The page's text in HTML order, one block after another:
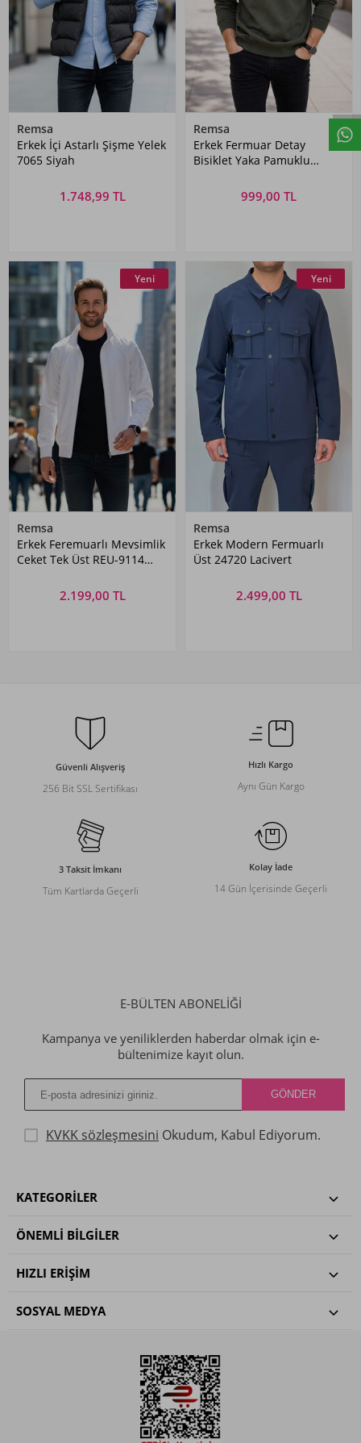
Remsa
Erkek İçi Astarlı Şişme Yelek
7065 Siyah
1.748,99 TL
Remsa
Erkek Fermuar Detay
Bisiklet Yaka Pamuklu
999,00 TL
Yeni
Remsa
Erkek Feremuarlı Mevsimlik
Ceket Tek Üst REU-9114
2.199,00 TL
Yeni
Remsa
Erkek Modern Fermuarlı
Üst 24720 Lacivert
2.499,00 TL
Güvenli Alışveriş
256 Bit SSL Sertifikası
Hızlı Kargo
Aynı Gün Kargo
3 Taksit İmkanı
Tüm Kartlarda Geçerli
Kolay İade
14 Gün İçerisinde Geçerli
E-BÜLTEN ABONELİĞİ
Kampanya ve yeniliklerden haberdar olmak için e-
bültenimize kayıt olun.
KVKK sözleşmesini Okudum, Kabul Ediyorum.
KATEGORILER
ÖNEMLI BILGILER
HIZLI ERIŞIM
SOSYAL MEDYA